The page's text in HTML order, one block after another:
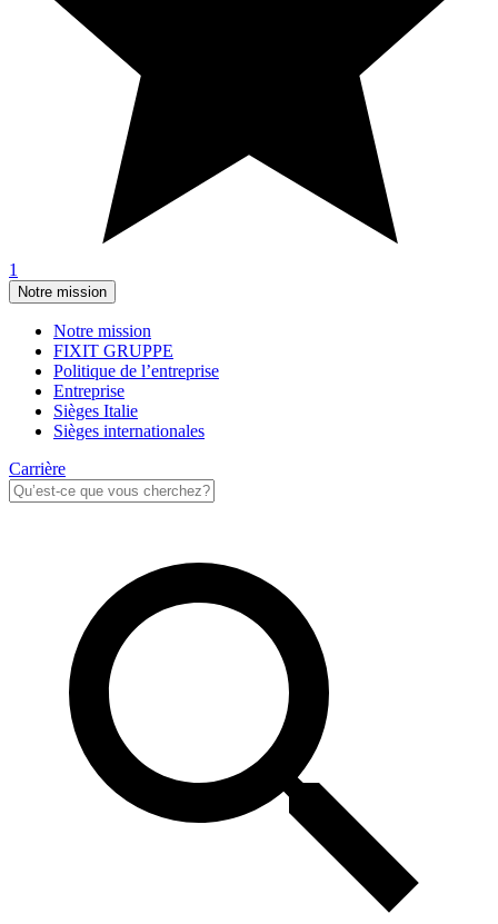
1
Notre mission
Notre mission
FIXIT GRUPPE
Politique de l’entreprise
Entreprise
Sièges Italie
Sièges internationales
Carrière